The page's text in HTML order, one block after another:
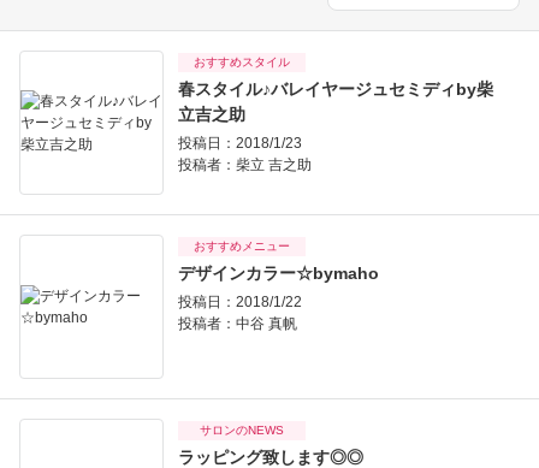
おすすめスタイル
春スタイル♪バレイヤージュセミディby柴
立吉之助
投稿日：2018/1/23
投稿者： 柴立 吉之助
おすすめメニュー
デザインカラー☆bymaho
投稿日：2018/1/22
投稿者： 中谷 真帆
サロンのNEWS
ラッピング致します◎◎